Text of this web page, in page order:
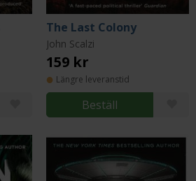
The Last Colony
John Scalzi
159 kr
Längre leveranstid
Beställ